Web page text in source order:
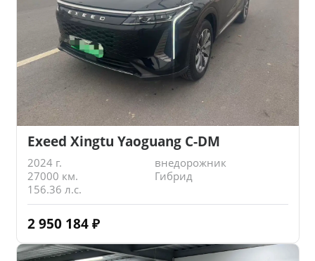
Exeed Xingtu Yaoguang C-DM
2024 г.
внедорожник
27000 км.
Гибрид
156.36 л.с.
2 950 184 ₽